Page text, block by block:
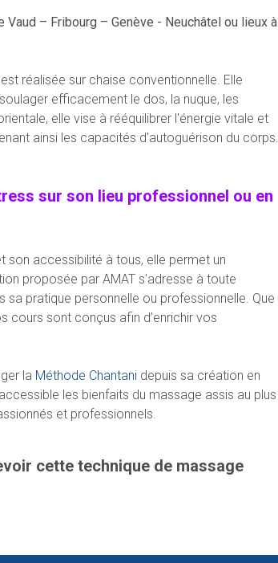
– Fribourg – Genève - Neuchâtel ou lieux à
réalisée sur chaise conventionnelle. Elle
efficacement le dos, la nuque, les
elle vise à rééquilibrer l'énergie vitale et
ainsi les capacités d'autoguérison du corps.
sur son lieu professionnel ou en
son accessibilité à tous, elle permet un
proposée par AMAT s'adresse à toute
sa pratique personnelle ou professionnelle. Que
cours sont conçus afin d’enrichir vos
la Méthode Chantani depuis sa création en
les bienfaits du massage assis au plus
et professionnels.
cette technique de massage